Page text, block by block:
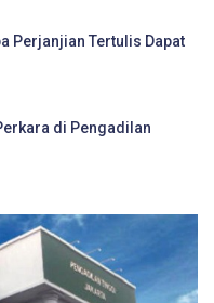
Perjanjian Tertulis Dapat
di Pengadilan